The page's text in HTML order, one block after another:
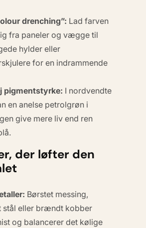
drenching”: Lad farven
fra paneler og vægge til
hylder eller
for en indrammende
pigmentstyrke: I nordvendte
en anelse petrolgrøn i
give mere liv end ren
der løfter den
Børstet messing,
stål eller brændt kobber
og balancerer det kølige